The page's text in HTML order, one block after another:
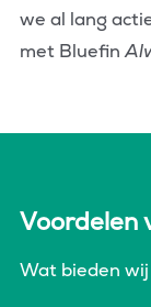
we al lang
met Bluefin
Voordelen
Wat bieden